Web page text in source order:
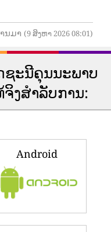
ນມາ (9 ສິງຫາ 2026 08:01)
ຊະ​ນີ​ຄຸນ​ນະ​ພາບ​
ງ​ສໍາ​ລັບ​ການ​:
Android